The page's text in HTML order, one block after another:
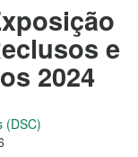
e
2024
(DSC)